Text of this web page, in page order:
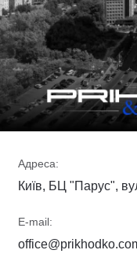
Адреса:
Київ, БЦ "Парус",
E-mail: